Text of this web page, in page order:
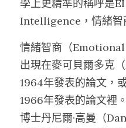
學上更精準的稱呼是
Intelligence，情緒智
情緒智商（
出現在麥可貝爾多克
1964年發表的論文，
1966年發表的論文裡
博士丹尼爾·高曼（